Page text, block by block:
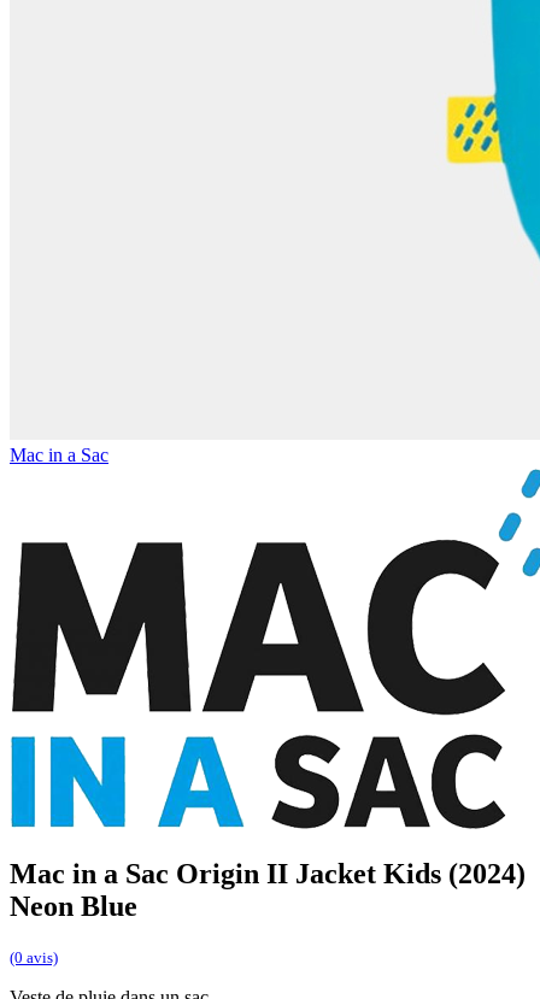
Mac in a Sac
Mac in a Sac Origin II Jacket Kids (2024)
Neon Blue
(0 avis)